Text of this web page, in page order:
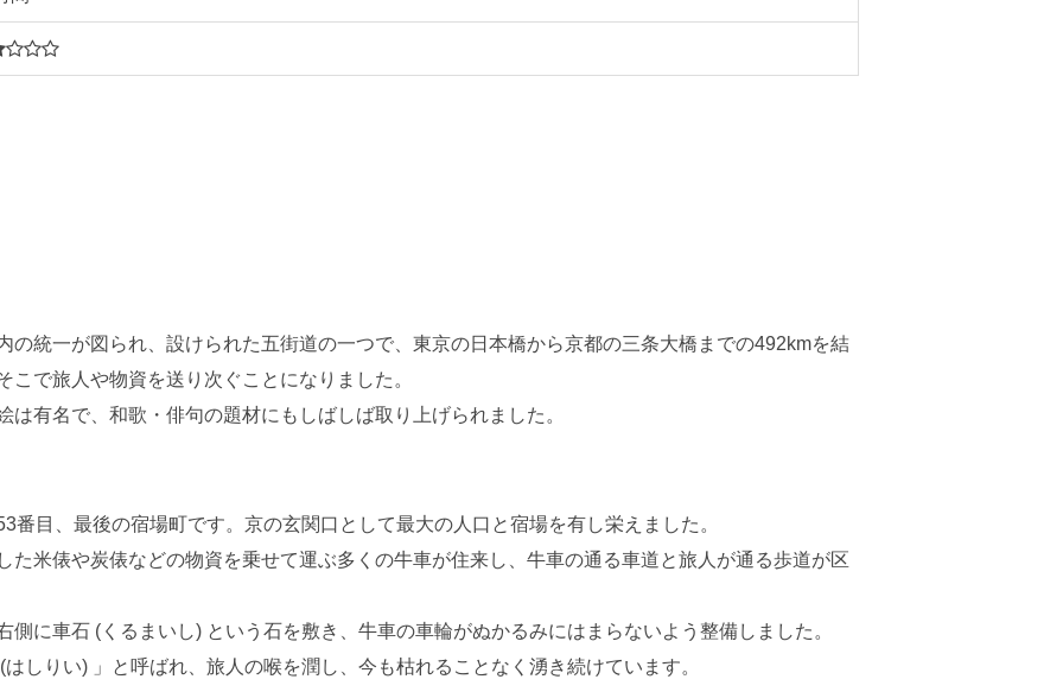
の統一が図られ、設けられた五街道の一つで、東京の日本橋から京都の三条大橋までの492kmを結
で旅人や物資を送り次ぐことになりました。
有名で、和歌・俳句の題材にもしばしば取り上げられました。
番目、最後の宿場町です。京の玄関口として最大の人口と宿場を有し栄えました。
た米俵や炭俵などの物資を乗せて運ぶ多くの牛車が住来し、牛車の通る車道と旅人が通る歩道が区
に車石 (くるまいし) という石を敷き、牛車の車輪がぬかるみにはまらないよう整備しました。
しりい) 」と呼ばれ、旅人の喉を潤し、今も枯れることなく湧き続けています。